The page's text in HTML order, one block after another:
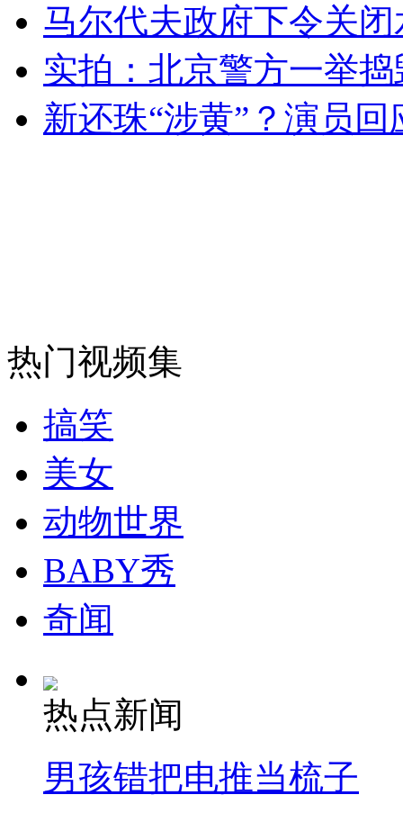
女孩北京地铁殴打老人 痛下狠手拳打脚踢
无痛分娩是否安全 医生回应
走！跟着总书记去植树
纽约上演“枕头大战”
马尔代夫政府下令关
实拍：北京警方一举
新还珠“涉黄”？演员
热门视频集
搞笑
美女
动物世界
BABY秀
奇闻
热点新闻
男孩错把电推当梳子